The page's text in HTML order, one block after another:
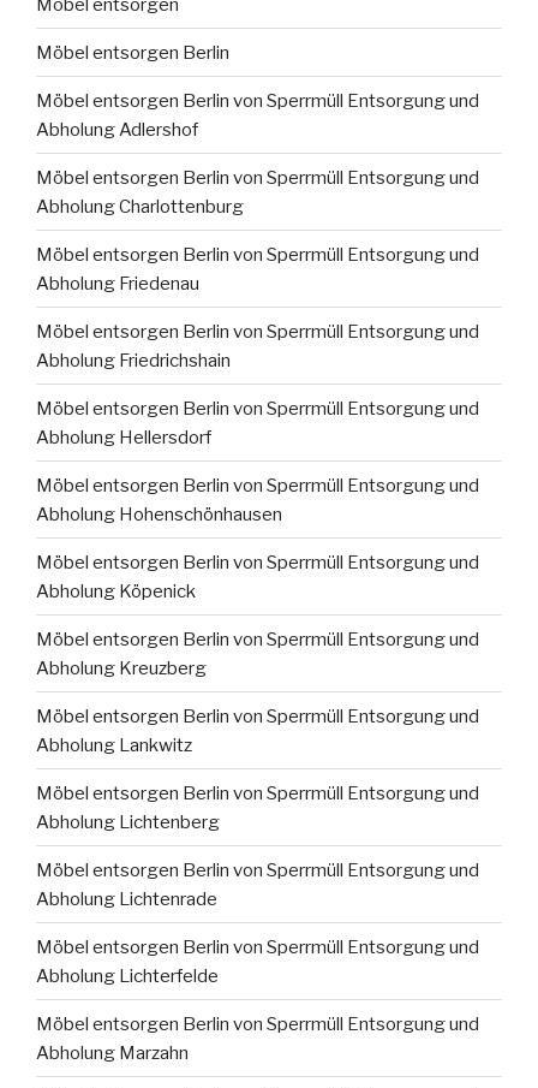
Möbel entsorgen
Möbel entsorgen Berlin
Möbel entsorgen Berlin von Sperrmüll Entsorgung und
Abholung Adlershof
Möbel entsorgen Berlin von Sperrmüll Entsorgung und
Abholung Charlottenburg
Möbel entsorgen Berlin von Sperrmüll Entsorgung und
Abholung Friedenau
Möbel entsorgen Berlin von Sperrmüll Entsorgung und
Abholung Friedrichshain
Möbel entsorgen Berlin von Sperrmüll Entsorgung und
Abholung Hellersdorf
Möbel entsorgen Berlin von Sperrmüll Entsorgung und
Abholung Hohenschönhausen
Möbel entsorgen Berlin von Sperrmüll Entsorgung und
Abholung Köpenick
Möbel entsorgen Berlin von Sperrmüll Entsorgung und
Abholung Kreuzberg
Möbel entsorgen Berlin von Sperrmüll Entsorgung und
Abholung Lankwitz
Möbel entsorgen Berlin von Sperrmüll Entsorgung und
Abholung Lichtenberg
Möbel entsorgen Berlin von Sperrmüll Entsorgung und
Abholung Lichtenrade
Möbel entsorgen Berlin von Sperrmüll Entsorgung und
Abholung Lichterfelde
Möbel entsorgen Berlin von Sperrmüll Entsorgung und
Abholung Marzahn